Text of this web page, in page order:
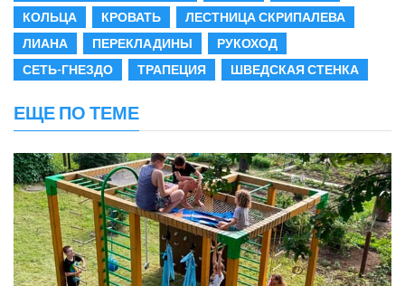
КОЛЬЦА
КРОВАТЬ
ЛЕСТНИЦА СКРИПАЛЕВА
ЛИАНА
ПЕРЕКЛАДИНЫ
РУКОХОД
СЕТЬ-ГНЕЗДО
ТРАПЕЦИЯ ШВЕДСКАЯ СТЕНКА
ЕЩЕ ПО ТЕМЕ